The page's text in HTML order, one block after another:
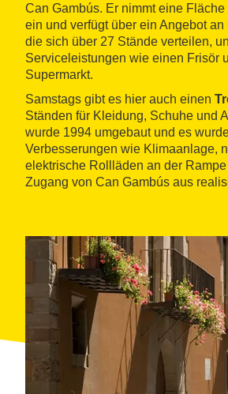
Can Gambús. Er nimmt eine Fläche
ein und verfügt über ein Angebot an
die sich über 27 Stände verteilen,
Serviceleistungen wie einen Frisör
Supermarkt.
Samstags gibt es hier auch einen
Ständen für Kleidung, Schuhe und
wurde 1994 umgebaut und es
Verbesserungen wie Klimaanlage,
elektrische Rollläden an der
Zugang von Can Gambús aus